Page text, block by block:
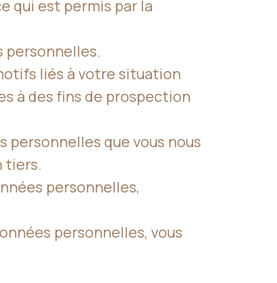
qui est permis par la
personnelles.
liés à votre situation
à des fins de prospection
personnelles que vous nous
tiers.
personnelles,
personnelles, vous